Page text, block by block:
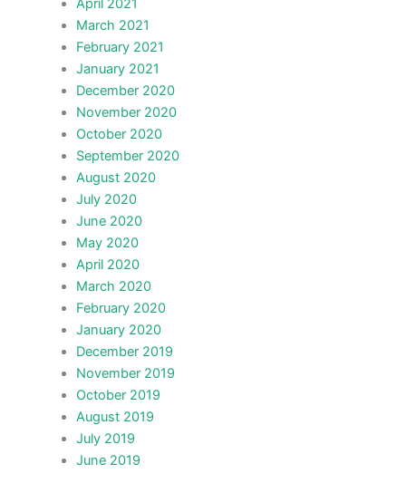
April 2021
March 2021
February 2021
January 2021
December 2020
November 2020
October 2020
September 2020
August 2020
July 2020
June 2020
May 2020
April 2020
March 2020
February 2020
January 2020
December 2019
November 2019
October 2019
August 2019
July 2019
June 2019